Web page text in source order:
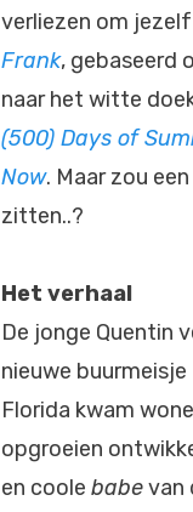
verliezen om
Frank, gebaseerd
naar het witte
(500) Days of
Now. Maar zou
zitten..?
Het verhaal
De jonge Quentin
nieuwe
Florida kwam
opgroeien
en coole babevan